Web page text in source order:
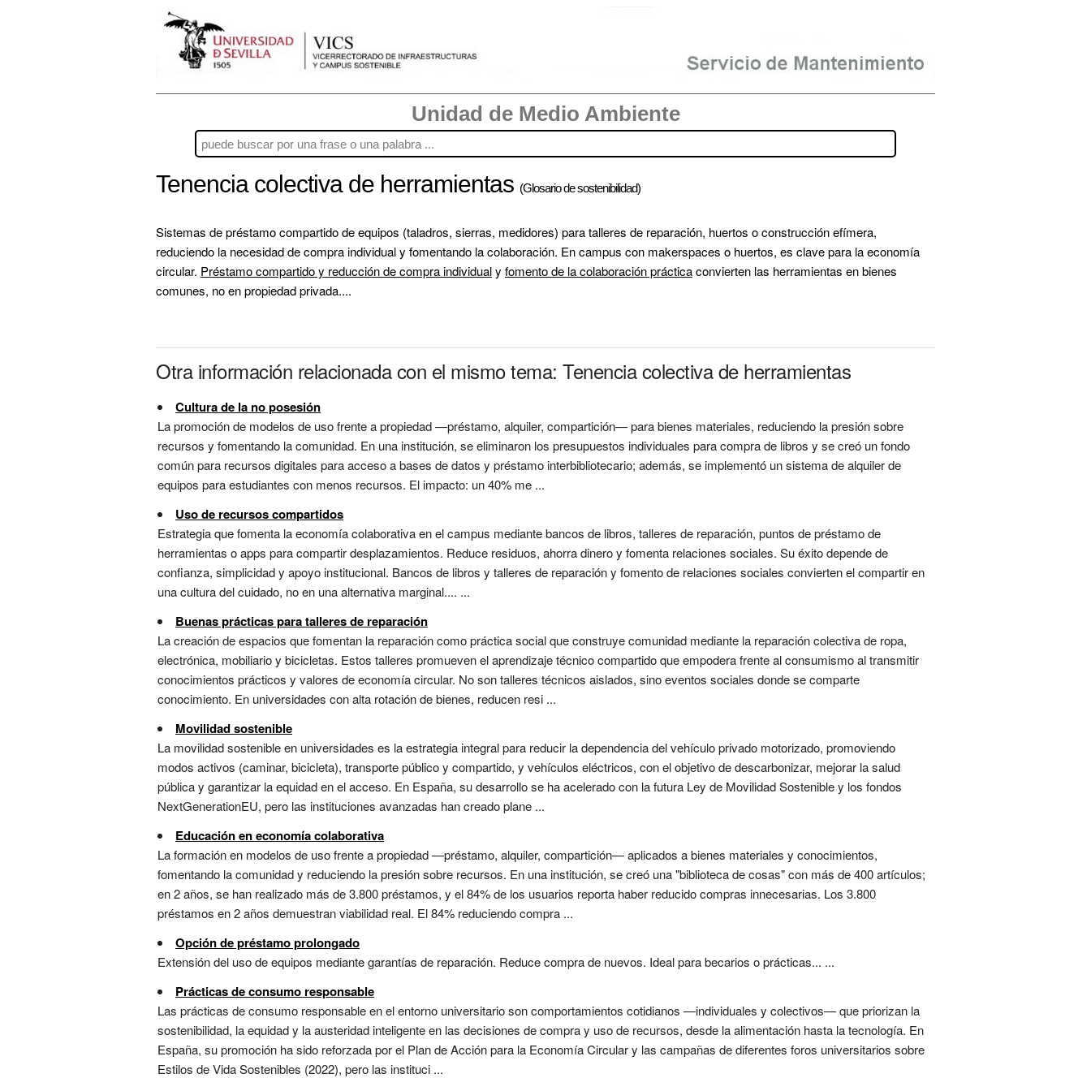
Unidad de Medio Ambiente
Tenencia colectiva de herramientas (Glosario de sostenibilidad)
Sistemas de préstamo compartido de equipos (taladros, sierras, medidores) para talleres de reparación, huertos o construcción efímera,
reduciendo la necesidad de compra individual y fomentando la colaboración. En campus con makerspaces o huertos, es clave para la economía
circular. Préstamo compartido y reducción de compra individual y fomento de la colaboración práctica convierten las herramientas en bienes
comunes, no en propiedad privada....
Otra información relacionada con el mismo tema: Tenencia colectiva de herramientas
Cultura de la no posesión
La promoción de modelos de uso frente a propiedad —préstamo, alquiler, compartición— para bienes materiales, reduciendo la presión sobre
recursos y fomentando la comunidad. En una institución, se eliminaron los presupuestos individuales para compra de libros y se creó un fondo
común para recursos digitales para acceso a bases de datos y préstamo interbibliotecario; además, se implementó un sistema de alquiler de
equipos para estudiantes con menos recursos. El impacto: un 40% me ...
Uso de recursos compartidos
Estrategia que fomenta la economía colaborativa en el campus mediante bancos de libros, talleres de reparación, puntos de préstamo de
herramientas o apps para compartir desplazamientos. Reduce residuos, ahorra dinero y fomenta relaciones sociales. Su éxito depende de
confianza, simplicidad y apoyo institucional. Bancos de libros y talleres de reparación y fomento de relaciones sociales convierten el compartir en
una cultura del cuidado, no en una alternativa marginal.... ...
Buenas prácticas para talleres de reparación
La creación de espacios que fomentan la reparación como práctica social que construye comunidad mediante la reparación colectiva de ropa,
electrónica, mobiliario y bicicletas. Estos talleres promueven el aprendizaje técnico compartido que empodera frente al consumismo al transmitir
conocimientos prácticos y valores de economía circular. No son talleres técnicos aislados, sino eventos sociales donde se comparte
conocimiento. En universidades con alta rotación de bienes, reducen resi ...
Movilidad sostenible
La movilidad sostenible en universidades es la estrategia integral para reducir la dependencia del vehículo privado motorizado, promoviendo
modos activos (caminar, bicicleta), transporte público y compartido, y vehículos eléctricos, con el objetivo de descarbonizar, mejorar la salud
pública y garantizar la equidad en el acceso. En España, su desarrollo se ha acelerado con la futura Ley de Movilidad Sostenible y los fondos
NextGenerationEU, pero las instituciones avanzadas han creado plane ...
Educación en economía colaborativa
La formación en modelos de uso frente a propiedad —préstamo, alquiler, compartición— aplicados a bienes materiales y conocimientos,
fomentando la comunidad y reduciendo la presión sobre recursos. En una institución, se creó una "biblioteca de cosas" con más de 400 artículos;
en 2 años, se han realizado más de 3.800 préstamos, y el 84% de los usuarios reporta haber reducido compras innecesarias. Los 3.800
préstamos en 2 años demuestran viabilidad real. El 84% reduciendo compra ...
Opción de préstamo prolongado
Extensión del uso de equipos mediante garantías de reparación. Reduce compra de nuevos. Ideal para becarios o prácticas... ...
Prácticas de consumo responsable
Las prácticas de consumo responsable en el entorno universitario son comportamientos cotidianos —individuales y colectivos— que priorizan la
sostenibilidad, la equidad y la austeridad inteligente en las decisiones de compra y uso de recursos, desde la alimentación hasta la tecnología. En
España, su promoción ha sido reforzada por el Plan de Acción para la Economía Circular y las campañas de diferentes foros universitarios sobre
Estilos de Vida Sostenibles (2022), pero las instituci ...